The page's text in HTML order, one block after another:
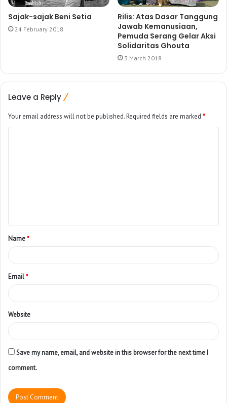
Sajak-sajak Beni Setia
24 February 2018
Rilis: Atas Dasar Tanggung
Jawab Kemanusiaan,
Pemuda Serang Gelar Aksi
Solidaritas Ghouta
3 March 2018
Leave a Reply
Your email address will not be published.Required fields are marked *
Name*
Email*
Website
Save my name, email, and website in this browser for the next time I
comment.